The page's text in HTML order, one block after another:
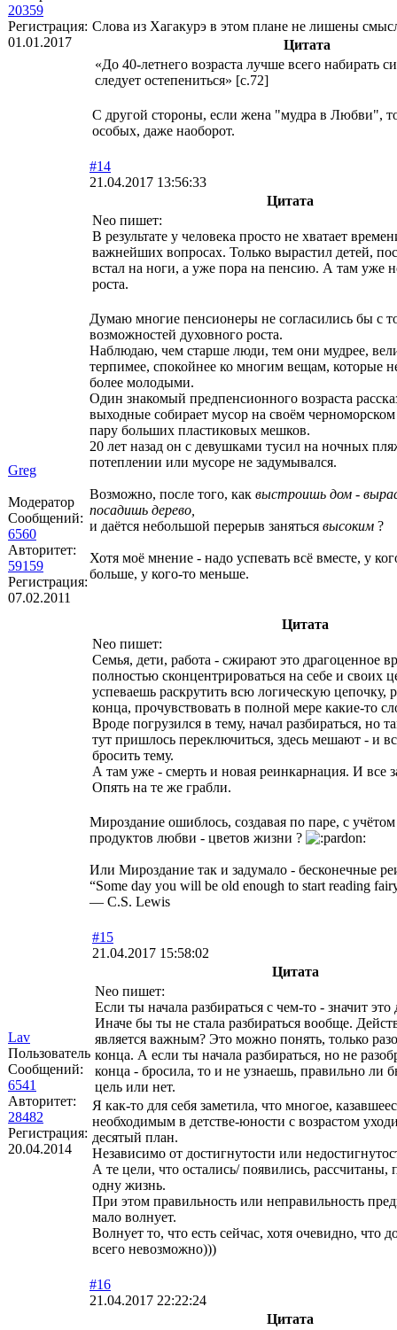
20359
Регистрация:
01.01.2017
Слова из Хагакурэ в этом плане не лишены
Цитата
«До 40-летнего возраста лучше всего набирать
следует остепениться» [с.72]
С другой стороны, если жена "мудра в Любви",
особых, даже наоборот.
Greg
Модератор
Сообщений:
6560
Авторитет:
59159
Регистрация:
07.02.2011
#14
21.04.2017 13:56:33
Цитата
Neo пишет:
В результате у человека просто не хватает
важнейших вопросах. Только вырастил детей,
встал на ноги, а уже пора на пенсию. А там уже
роста.
Думаю многие пенсионеры не согласились бы с
возможностей духовного роста.
Наблюдаю, чем старше люди, тем они мудрее,
терпимее, спокойнее ко многим вещам, которые
более молодыми.
Один знакомый предпенсионного возраста
выходные собирает мусор на своём
пару больших пластиковых мешков.
20 лет назад он с девушками тусил на ночных
потеплении или мусоре не задумывался.
Возможно, после того, как выстроишь дом -
посадишь дерево,
и даётся небольшой перерыв заняться высоким ?
Хотя моё мнение - надо успевать всё вместе, у
больше, у кого-то меньше.
Цитата
Neo пишет:
Семья, дети, работа - сжирают это драгоценное
полностью сконцентрироваться на себе и своих
успеваешь раскрутить всю логическую цепочку,
конца, прочувствовать в полной мере какие-то
Вроде погрузился в тему, начал разбираться, но
тут пришлось переключиться, здесь мешают - и
бросить тему.
А там уже - смерть и новая реинкарнация. И все
Опять на те же грабли.
Мироздание ошиблось, создавая по паре, с
продуктов любви - цветов жизни ?
Или Мироздание так и задумало - бесконечные
“Some day you will be old enough to start reading
― C.S. Lewis
Lav
Пользователь
Сообщений:
6541
Авторитет:
28482
Регистрация:
20.04.2014
#15
21.04.2017 15:58:02
Цитата
Neo пишет:
Если ты начала разбираться с чем-то - значит
Иначе бы ты не стала разбираться вообще.
является важным? Это можно понять, только
конца. А если ты начала разбираться, но не
конца - бросила, то и не узнаешь, правильно ли
цель или нет.
Я как-то для себя заметила, что многое,
необходимым в детстве-юности с возрастом
десятый план.
Независимо от достигнутости или
А те цели, что остались/ появились,
одну жизнь.
При этом правильность или неправильность
мало волнует.
Волнует то, что есть сейчас, хотя очевидно, что
всего невозможно)))
#16
21.04.2017 22:22:24
Цитата